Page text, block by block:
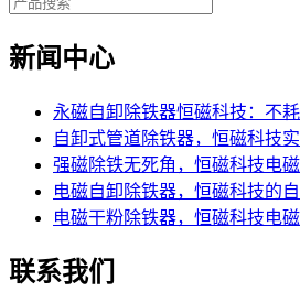
新闻中心
永磁自卸除铁器恒磁科技：不
自卸式管道除铁器，恒磁科技
强磁除铁无死角，恒磁科技电
电磁自卸除铁器，恒磁科技的
电磁干粉除铁器，恒磁科技电磁
联系我们